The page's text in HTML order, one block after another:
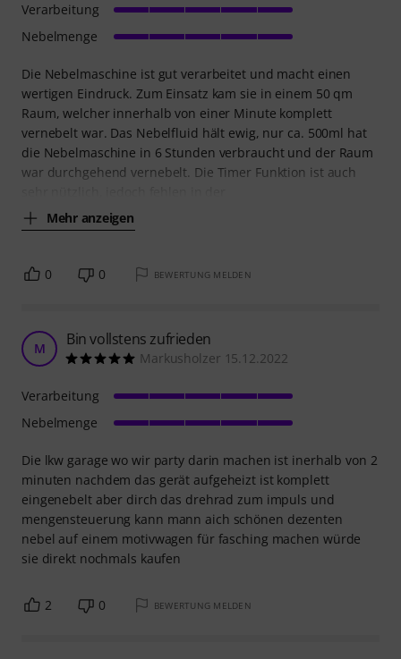
Die Nebelmaschine ist gut verarbeitet und macht einen
wertigen Eindruck. Zum Einsatz kam sie in einem 50 qm
Raum, welcher innerhalb von einer Minute komplett
vernebelt war. Das Nebelfluid hält ewig, nur ca. 500ml hat
die Nebelmaschine in 6 Stunden verbraucht und der Raum
war durchgehend vernebelt. Die Timer Funktion ist auch
Mehr anzeigen
Verarbeitung
Nebelmenge
0 0 BEWERTUNG MELDEN
M Bin vollstens zufrieden
Markusholzer 15.12.2022
Die lkw garage wo wir party darin machen ist inerhalb von 2
minuten nachdem das gerät aufgeheizt ist komplett
eingenebelt aber dirch das drehrad zum impuls und
mengensteuerung kann mann aich schönen dezenten
nebel auf einem motivwagen für fasching machen würde
sie direkt nochmals kaufen
Verarbeitung
Nebelmenge
2 0 BEWERTUNG MELDEN